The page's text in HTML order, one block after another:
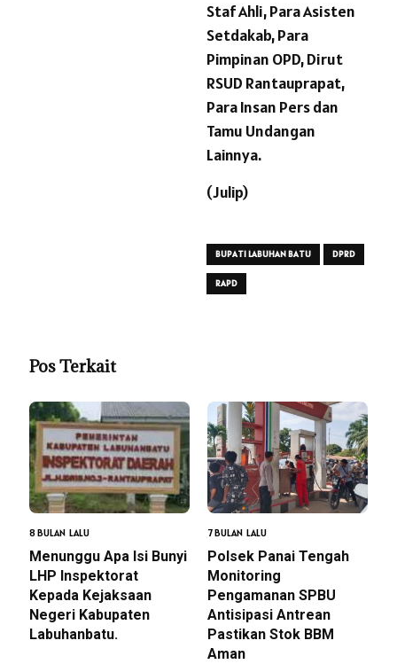
Staf Ahli, Para Asisten
Setdakab, Para
Pimpinan OPD, Dirut
RSUD Rantauprapat,
Para Insan Pers dan
Tamu Undangan
Lainnya.
(Julip)
BUPATI LABUHAN BATU DPRD
RAPD
Pos Terkait
8 BULAN LALU
Menunggu Apa Isi Bunyi
LHP Inspektorat
Kepada Kejaksaan
Negeri Kabupaten
Labuhanbatu.
7 BULAN LALU
Polsek Panai Tengah
Monitoring
Pengamanan SPBU
Antisipasi Antrean
Pastikan Stok BBM
Aman